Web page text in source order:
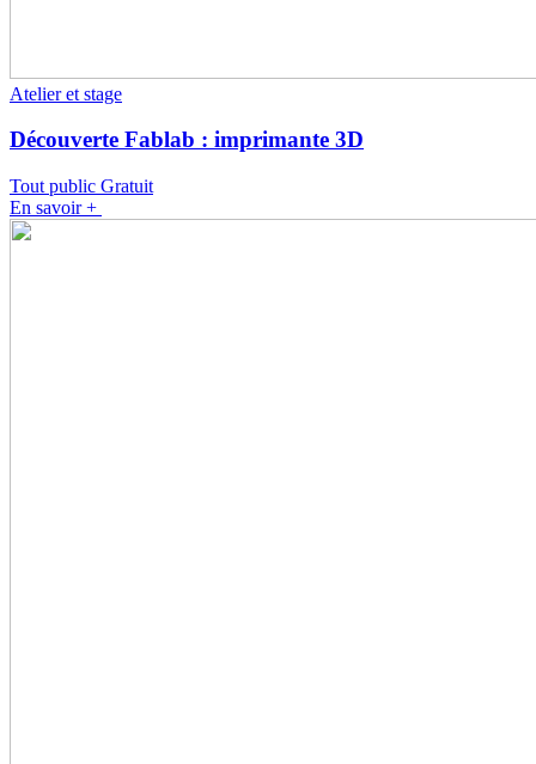
Atelier et stage
Découverte Fablab : imprimante 3D
Tout public Gratuit
En savoir +